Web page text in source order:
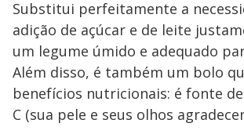
Substitui perfeitamente a
adição de açúcar e de leite
um legume úmido e adequado
Além disso, é também um bolo
benefícios nutricionais: é fonte
C (sua pele e seus olhos